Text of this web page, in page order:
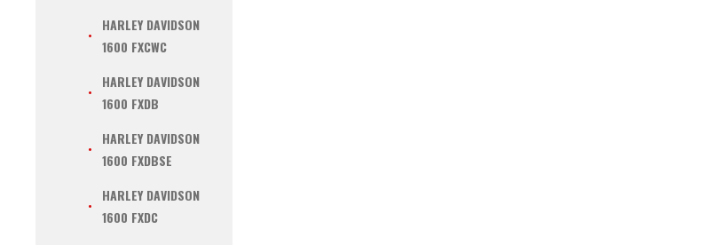
HARLEY DAVIDSON
1600 FXCWC
HARLEY DAVIDSON
1600 FXDB
HARLEY DAVIDSON
1600 FXDBSE
HARLEY DAVIDSON
1600 FXDC